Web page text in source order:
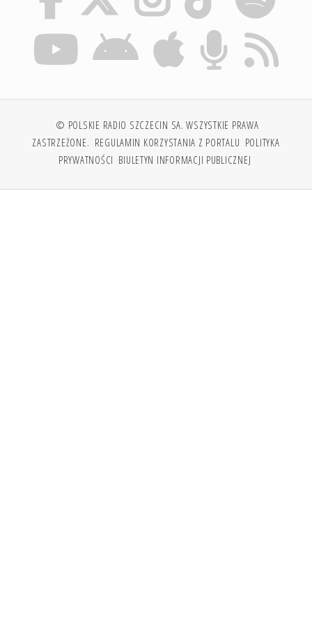
© POLSKIE RADIO SZCZECIN SA. WSZYSTKIE PRAWA
ZASTRZEŻONE. REGULAMIN KORZYSTANIA Z PORTALU POLITYKA
PRYWATNOŚCI BIULETYN INFORMACJI PUBLICZNEJ